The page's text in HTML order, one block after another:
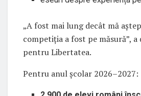
„A fost mai lung decât mă
competiția a fost pe măsură”,
pentru Libertatea.
Pentru anul școlar 2026–2027: